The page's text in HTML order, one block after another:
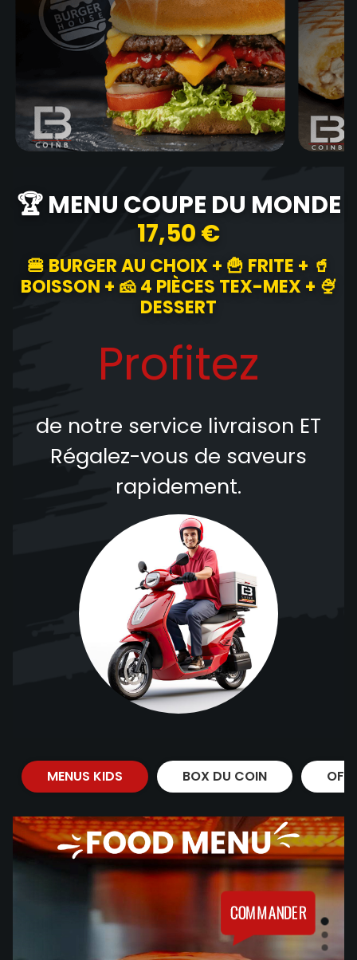
🏆 MENU COUPE DU MONDE
17,50 €
🍔 BURGER AU CHOIX + 🍟 FRITE + 🥤
BOISSON + 🧀 4 PIÈCES TEX-MEX + 🍨
DESSERT
Profitez
de notre service livraison ET
Régalez-vous de saveurs
rapidement.
MENUS KIDS BOX DU COIN